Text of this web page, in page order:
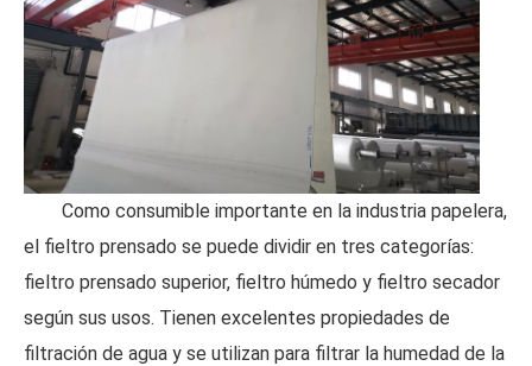
Como consumible importante en la industria papelera,
el fieltro prensado se puede dividir en tres categorías:
fieltro prensado superior, fieltro húmedo y fieltro secador
según sus usos. Tienen excelentes propiedades de
filtración de agua y se utilizan para filtrar la humedad de la